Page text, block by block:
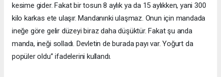
kesime gider. Fakat bir tosun 8 aylık ya da 15 aylıkken, yani 300
kilo karkas ete ulaşır. Mandanınki ulaşmaz. Onun için mandada
ineğe göre gelir düzeyi biraz daha düşüktür. Fakat şu anda
manda, ineği solladı. Devletin de burada payı var. Yoğurt da
popüler oldu” ifadelerini kullandı.